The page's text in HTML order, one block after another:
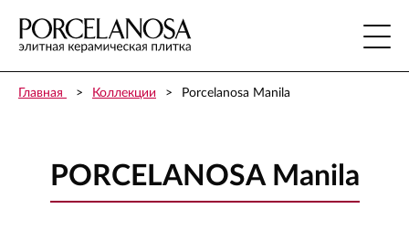
Главная Коллекции Porcelanosa Manila
PORCELANOSA Manila